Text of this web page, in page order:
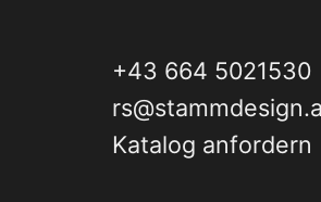
+43 664 5021530
Katalog anfordern